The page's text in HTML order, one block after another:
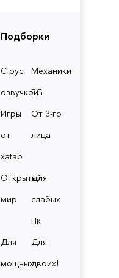
Подборки
С рус.
озвучкой
Механики
RG
Игры
от
xatab
От 3-го
лица
Открытый
мир
Для
слабых
Пк
Для
мощных
Для
двоих!